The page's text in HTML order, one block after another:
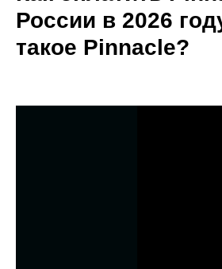
России в 2026
такое Pinnacle?